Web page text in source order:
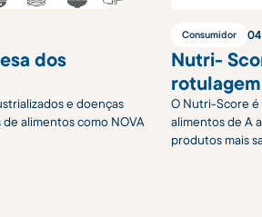
dos
e doenças
alimentos como NOVA
Consumidor 04
Nutri-
O Nutri-Score é
alimentos de A
produtos mais